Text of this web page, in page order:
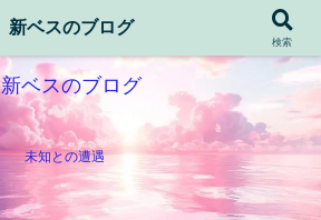
新ベスのブログ
未知との遭遇
新ベスのブログ
検索